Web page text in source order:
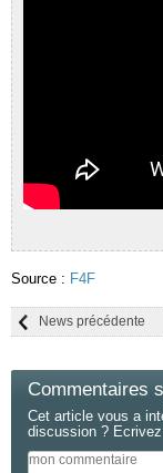
Source : F4F
News précédente
Commentaires
Cet article vous a
discussion ?